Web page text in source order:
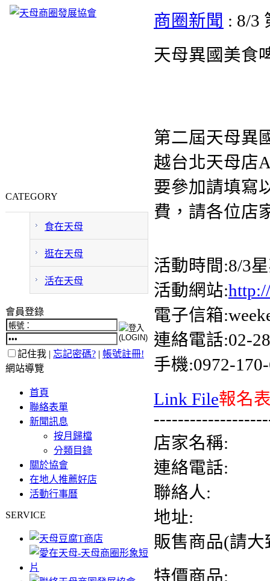
CATEGORY
食在天母
逛在天母
活在天母
會員登錄
記住我 | 忘記密碼? | 帳號註冊!
網站導覽
首頁
聯絡表單
新聞訊息
按月歸檔
分類目錄
關於協會
在地人推薦好店
活動行事曆
SERVICE
商圈新聞 : 8/3
天母異國美食
第二屆天母異
越台北天母店
要參加請填寫
費，請各位店
活動時間:8/3
活動網站:
電子信箱
連絡電話:02-
手機:0972-
Link File報名
店家名稱:
連絡電話:
聯絡人:
地址:
販售商品(請
特價商品: